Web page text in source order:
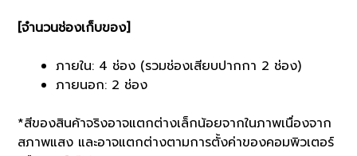
[จำนวนช่องเก็บของ]
ภายใน: 4 ช่อง (รวมช่องเสียบปากกา 2 ช่อง)
ภายนอก: 2 ช่อง
*สีของสินค้าจริงอาจแตกต่างเล็กน้อยจากในภาพเนื่องจาก
สภาพแสง และอาจแตกต่างตามการตั้งค่าของคอมพิวเตอร์